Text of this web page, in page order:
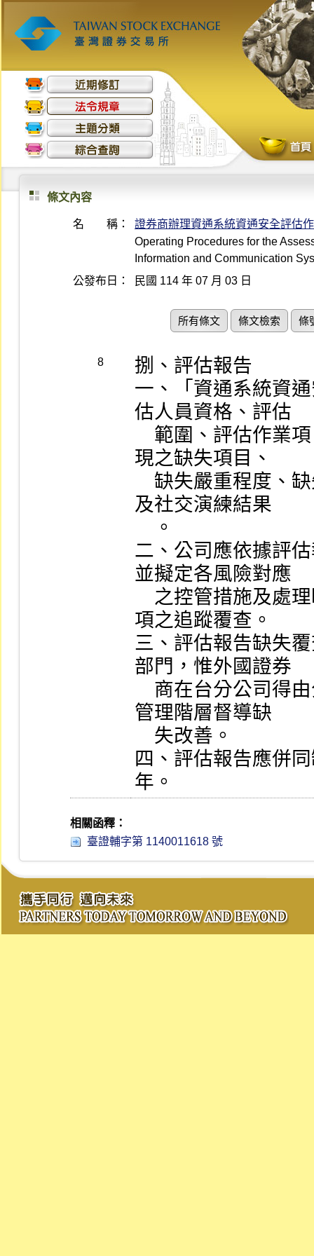
條文內容
名 稱：
證券商辦理資通系統資通安全評估
Operating Procedures for the
Information and Communication
公發布日：
民國 114 年 07 月 03 日
所有條文 條文檢索 條
8
捌、評估報告
一、「資通系統資
估人員資格、評估
現之缺失項目、
及社交演練結果
二、公司應依據評
並擬定各風險對應
項之追蹤覆查。
三、評估報告缺失
部門，惟外國證券
管理階層督導缺
四、評估報告應併
年。
相關函釋：
臺證輔字第 1140011618 號